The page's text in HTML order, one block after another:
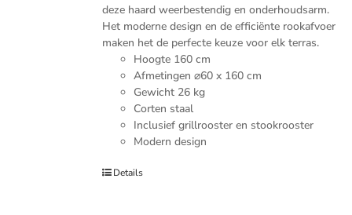
deze haard weerbestendig en onderhoudsarm.
Het moderne design en de efficiënte rookafvoer
maken het de perfecte keuze voor elk terras.
Hoogte 160 cm
Afmetingen⌀60 x 160 cm
Gewicht 26 kg
Corten staal
Inclusief grillrooster en stookrooster
Modern design
Details